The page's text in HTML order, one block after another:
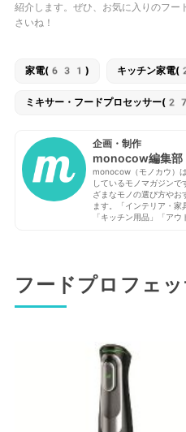
紹介します。ぜひ、お気に入りのフー
さいね！
家電(631) キッチン家
ミキサー・フードプロセッサー
企画・制作
monocow編集部
monocow（モノカウ）
しているモノマガジンで
ざまなモノの選び方やお
ます。「インテリア・家
「キッチン用品」「ア
フードプロフェ